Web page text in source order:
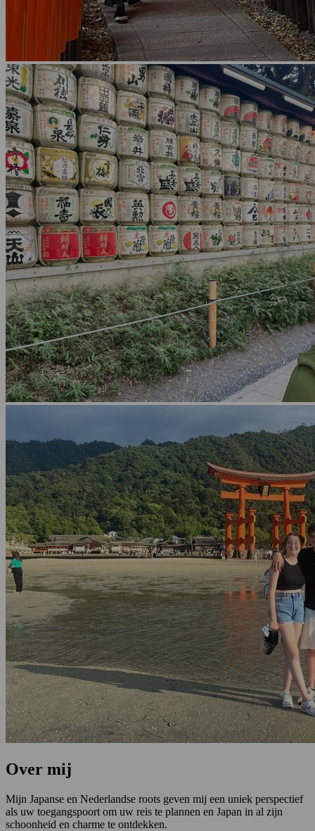
Over mij
Mijn Japanse en Nederlandse roots geven mij een uniek perspectief
als uw toegangspoort om uw reis te plannen en Japan in al zijn
schoonheid en charme te ontdekken.